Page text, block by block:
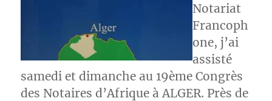
Notariat
Francoph
one, j’ai
assisté
samedi et dimanche au 19ème Congrès
des Notaires d’Afrique à ALGER. Près de